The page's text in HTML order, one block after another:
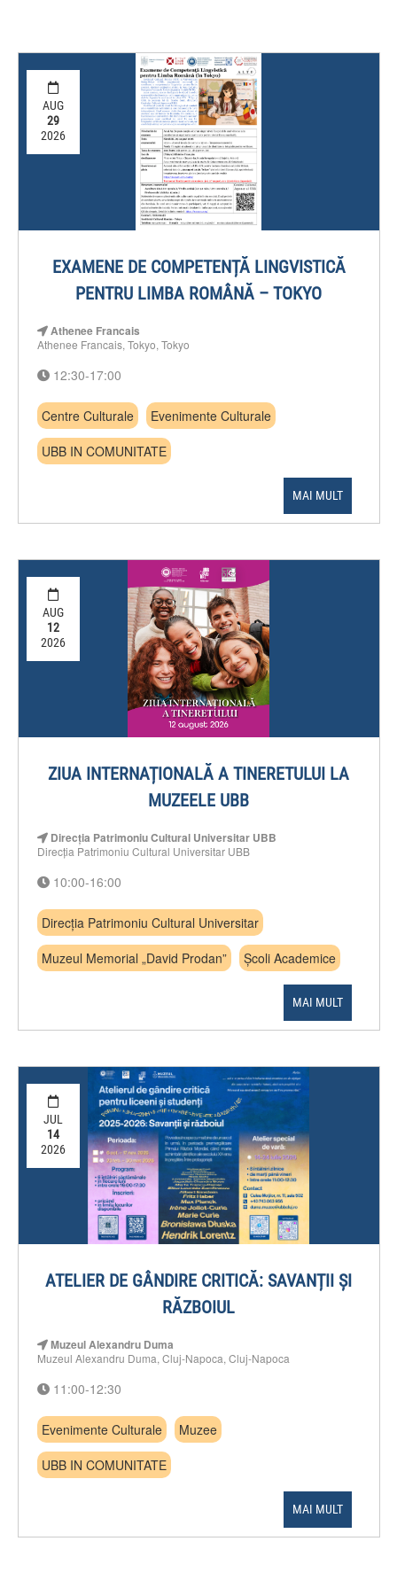
AUG
29
2026
EXAMENE DE COMPETENȚĂ LINGVISTICĂ
PENTRU LIMBA ROMÂNĂ – TOKYO
Athenee Francais
Athenee Francais, Tokyo, Tokyo
12:30-17:00
Centre Culturale
Evenimente Culturale
UBB IN COMUNITATE
MAI MULT
AUG
12
2026
ZIUA INTERNAȚIONALĂ A TINERETULUI LA
MUZEELE UBB
Direcția Patrimoniu Cultural Universitar UBB
Direcția Patrimoniu Cultural Universitar UBB
10:00-16:00
Direcția Patrimoniu Cultural Universitar
Muzeul Memorial „David Prodan”
Școli Academice
MAI MULT
JUL
14
2026
ATELIER DE GÂNDIRE CRITICĂ: SAVANȚII ȘI
RĂZBOIUL
Muzeul Alexandru Duma
Muzeul Alexandru Duma, Cluj-Napoca, Cluj-Napoca
11:00-12:30
Evenimente Culturale
Muzee
UBB IN COMUNITATE
MAI MULT